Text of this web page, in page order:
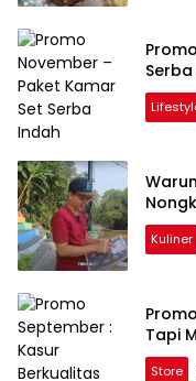
Kuliner
Tapi
Store